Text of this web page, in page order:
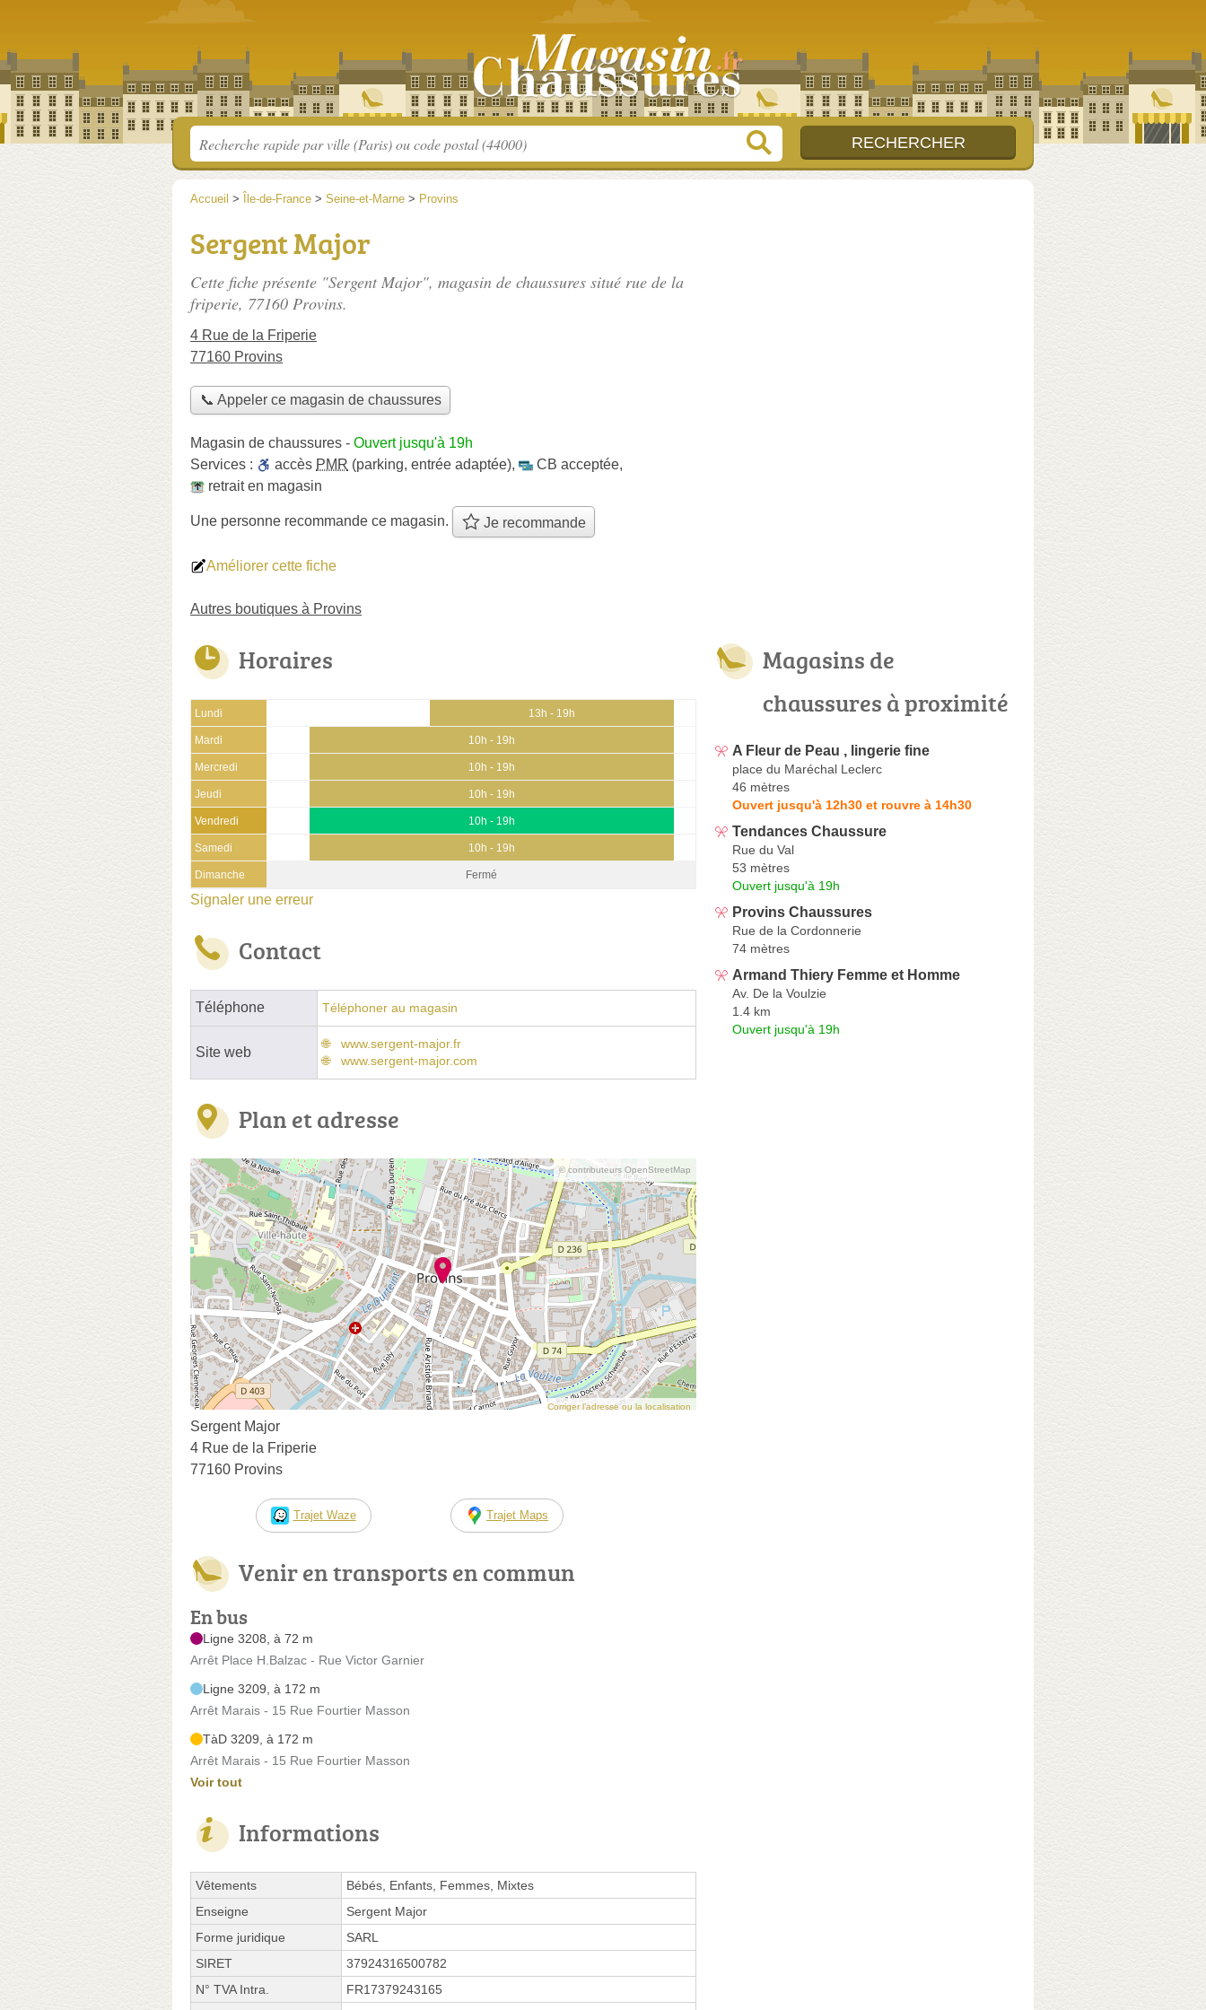
Accueil > Île-de-France > Seine-et-Marne > Provins
Sergent Major
Cette fiche présente "Sergent Major", magasin de chaussures situé rue de la
friperie, 77160 Provins.
4 Rue de la Friperie
77160 Provins
📞 Appeler ce magasin de chaussures
Magasin de chaussures - Ouvert jusqu'à 19h
Services :
accès PMR (parking, entrée adaptée), CB acceptée,
retrait en magasin
Une personne recommande ce magasin. Je recommande
Améliorer cette fiche
Autres boutiques à Provins
Horaires
Lundi 13h - 19h
Mardi 10h - 19h
Mercredi 10h - 19h
Jeudi 10h - 19h
Vendredi 10h - 19h
Samedi 10h - 19h
Dimanche Fermé
Signaler une erreur
Contact
Téléphone Téléphoner au magasin
Site web
www.sergent-major.fr
www.sergent-major.com
Plan et adresse
© contributeurs OpenStreetMap
Corriger l’adresse ou la localisation
Sergent Major
4 Rue de la Friperie
77160 Provins
Trajet Waze Trajet Maps
Venir en transports en commun
En bus
Ligne 3208, à 72 m
Arrêt Place H.Balzac - Rue Victor Garnier
Ligne 3209, à 172 m
Arrêt Marais - 15 Rue Fourtier Masson
TàD 3209, à 172 m
Arrêt Marais - 15 Rue Fourtier Masson
Voir tout
Informations
Vêtements
Bébés, Enfants, Femmes, Mixtes
Enseigne
Sergent Major
Forme juridique
SARL
SIRET
37924316500782
N° TVA Intra.
FR17379243165
Magasins de
chaussures à proximité
A Fleur de Peau , lingerie fine
place du Maréchal Leclerc
46 mètres
Ouvert jusqu'à 12h30 et rouvre à 14h30
Tendances Chaussure
Rue du Val
53 mètres
Ouvert jusqu'à 19h
Provins Chaussures
Rue de la Cordonnerie
74 mètres
Armand Thiery Femme et Homme
Av. De la Voulzie
1.4 km
Ouvert jusqu'à 19h